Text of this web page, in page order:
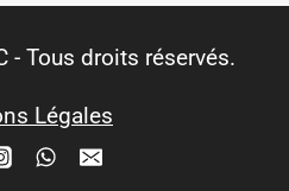
- Tous droits réservés.
Légales